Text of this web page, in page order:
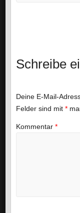
Schreibe
Deine E-Mail-
Felder sind mit *
Kommentar *